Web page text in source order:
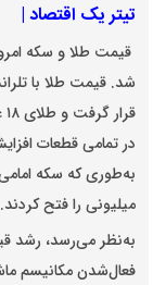
تیتر یک اقتصاد |
شد. قیمت طلا
قرار گرفت و طلای ۱۸ عیار کانال ۷.۸ میلیونی را فتح کرد.
در تمامی قطعات
میلیونی را فتح کردند.
به‌نظر می‌رسد، رشد
فعال‌شدن مکانیسم